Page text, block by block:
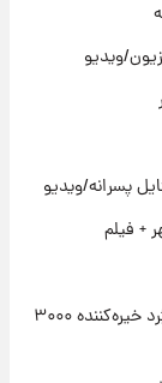
مقصد اروپا این
حاجی‌زاده و
ویدیو
پسرانه/ویدیو
+ فیلم
سوخو-۳۰ با مخزن سوخت ۹.۶ تنی؛ جنگنده‌ای با بُرد خیره‌کننده ۳۰۰۰